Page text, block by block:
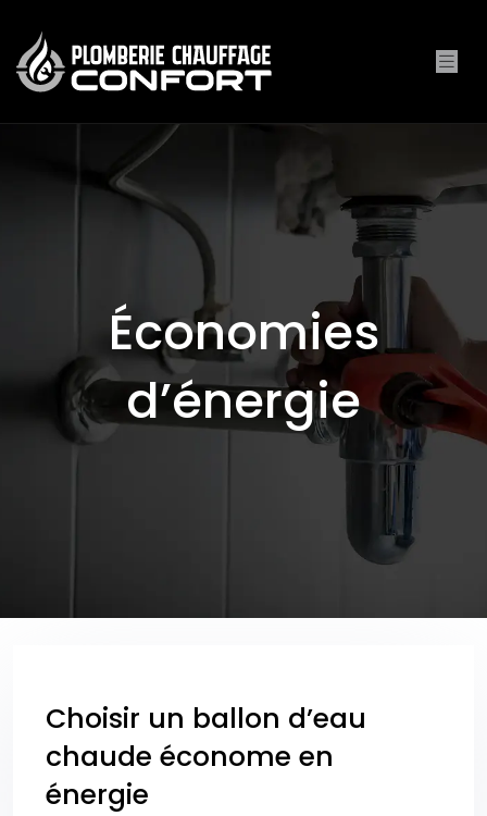
Économies
d’énergie
Choisir un ballon d’eau
chaude économe en
énergie